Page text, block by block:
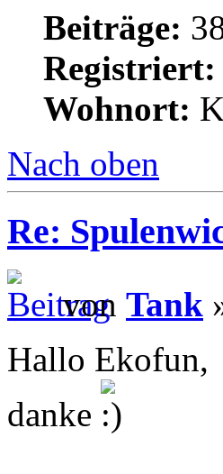
Beiträge:
Registriert:
Wohnort:
Nach oben
Re:
von Tank
Hallo Ekofun,
danke